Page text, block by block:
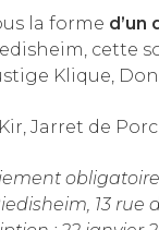
la forme d’un
cette
Klique, Don
Jarret de
13 rue